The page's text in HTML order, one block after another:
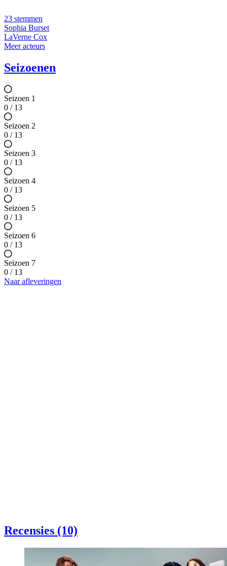
23 stemmen
Sophia Burset
LaVerne Cox
Meer acteurs
Seizoenen
Seizoen 1
0 / 13
Seizoen 2
0 / 13
Seizoen 3
0 / 13
Seizoen 4
0 / 13
Seizoen 5
0 / 13
Seizoen 6
0 / 13
Seizoen 7
0 / 13
Naar afleveringen
Recensies (10)